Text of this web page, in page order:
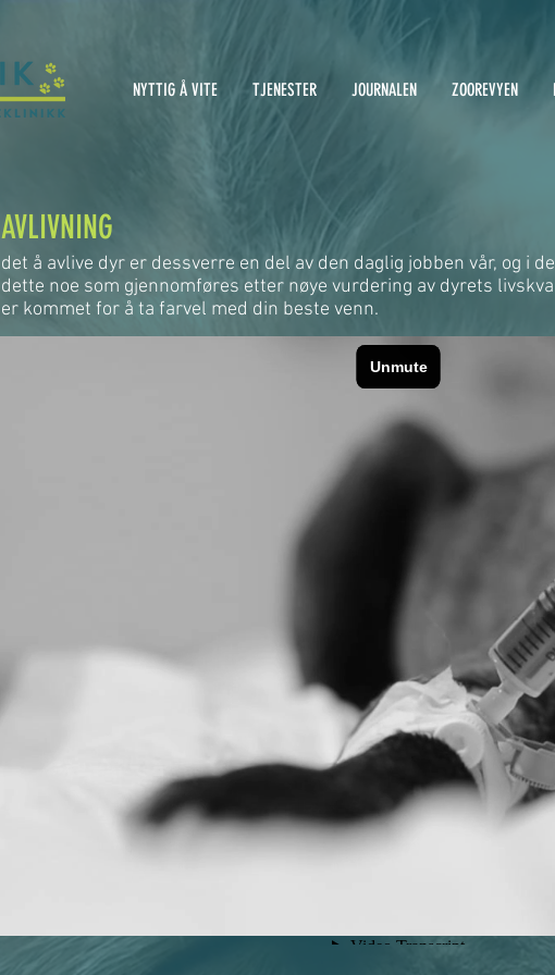
NYTTIG Å VITE TJENESTER JOURNALEN ZOOREVYEN
AVLIVNING
det å avlive dyr er dessverre en del av den daglig jobben vår, og i
dette noe som gjennomføres etter nøye vurdering av dyrets
er kommet for å ta farvel med din beste venn.